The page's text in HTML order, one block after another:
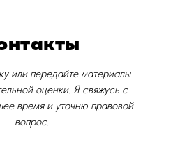
или передайте материалы
оценки. Я свяжусь с
время и уточню правовой
вопрос.